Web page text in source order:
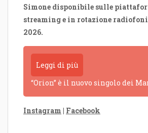
Simone disponibile sulle
streaming e in rotazione
2026.
Leggi di più
“Orion” è il nuovo singolo dei
Instagram | Facebook